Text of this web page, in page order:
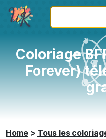
Coloriage
Forever)
Home > Tous les